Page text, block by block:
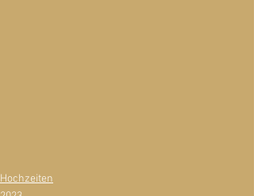
Hochzeiten